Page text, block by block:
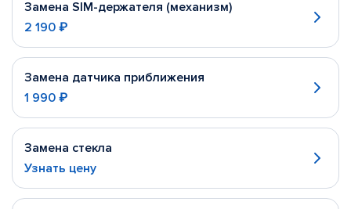
Замена SIM-держателя (механизм)
2 190 ₽
Замена датчика приближения
1 990 ₽
Замена стекла
Узнать цену